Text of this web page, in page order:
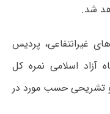
شد.
غیرانتفاعی، پردیس
آزاد اسلامی نمره کل
تشریحی حسب مورد در